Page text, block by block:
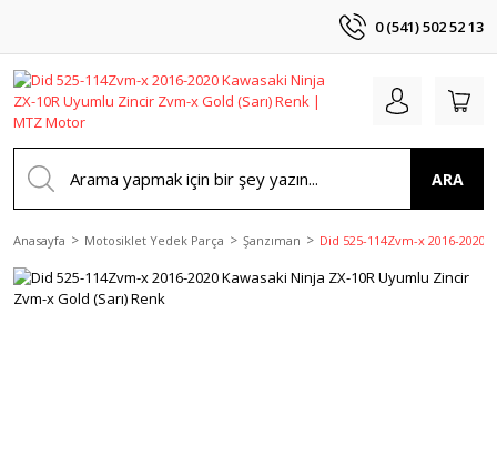
0 (541) 502 52 13
ARA
Anasayfa Motosiklet Yedek Parça Şanzıman Did 525-114Zvm-x 2016-2020